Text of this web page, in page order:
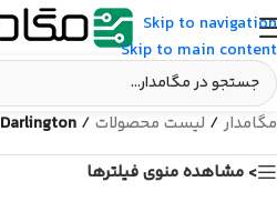
Skip to navigation
Skip to main content
مگامدار/ لیست محصولات /
Darlington
> مشاهده منوی فیلترها